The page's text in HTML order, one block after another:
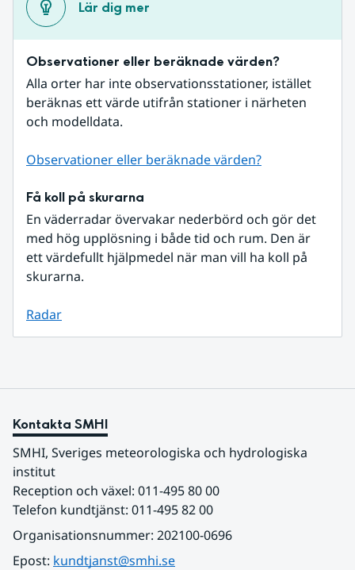
Lär dig mer
Observationer eller beräknade värden?
Alla orter har inte observationsstationer, istället
beräknas ett värde utifrån stationer i närheten
och modelldata.
Observationer eller beräknade värden?
Få koll på skurarna
En väderradar övervakar nederbörd och gör det
med hög upplösning i både tid och rum. Den är
ett värdefullt hjälpmedel när man vill ha koll på
skurarna.
Radar
Kontakta SMHI
SMHI, Sveriges meteorologiska och hydrologiska
institut
Reception och växel: 011-495 80 00
Telefon kundtjänst: 011-495 82 00
Organisationsnummer: 202100-0696
Epost: kundtjanst@smhi.se